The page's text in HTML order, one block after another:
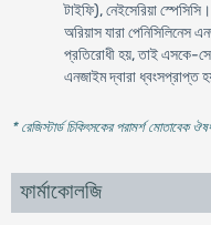
টাইফি), নেইসেরিয়া
অরিয়াস যারা পেনিসিলিনেস
প্রতিরােধী হয়, তাই এসকে-
এনজাইম দ্বারা ধ্বংসপ্রাপ্ত
* রেজিস্টার্ড চিকিৎসকের পরামর্শ মোতাবেক
ফার্মাকোলজি